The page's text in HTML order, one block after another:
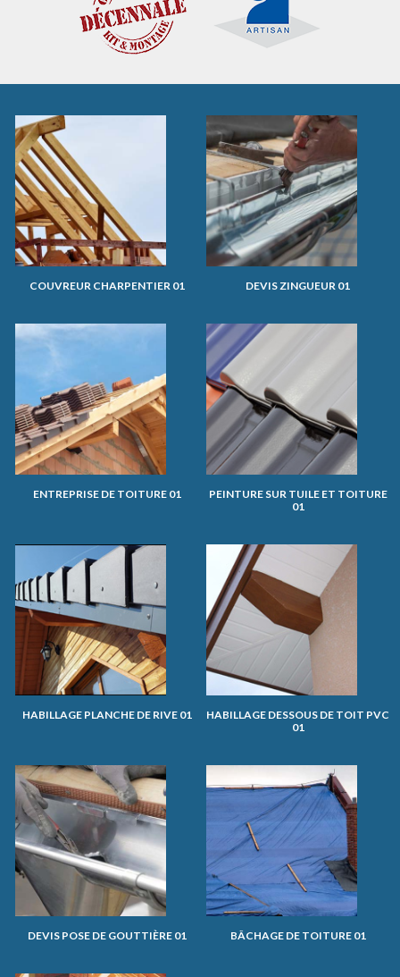
COUVREUR CHARPENTIER 01 DEVIS ZINGUEUR 01
ENTREPRISE DE TOITURE 01
PEINTURE SUR TUILE ET TOITURE
01
HABILLAGE PLANCHE DE RIVE 01
HABILLAGE DESSOUS DE TOIT PVC
01
DEVIS POSE DE GOUTTIÈRE 01 BÂCHAGE DE TOITURE 01